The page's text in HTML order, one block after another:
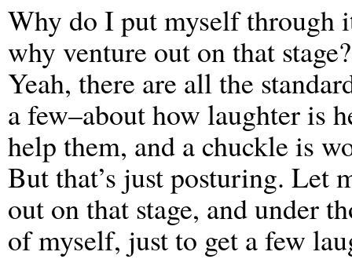
Why do I put myself through
why venture out on that
Yeah, there are all the
a few–about how laughter is
help them, and a chuckle is
But that’s just posturing. Let
out on that stage, and under
of myself, just to get a few